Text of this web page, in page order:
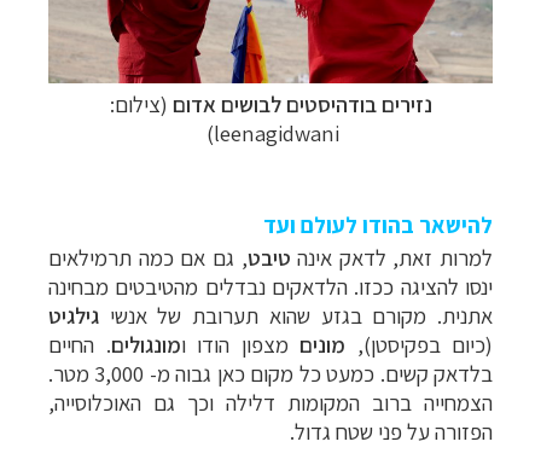
נזירים בודהיסטים לבושים אדום (צילום:
leenagidwani)
להישאר בהודו לעולם ועד
למרות זאת, לדאק אינה טיבט, גם אם כמה תרמילאים
ינסו להציגה ככזו. הלדאקים נבדלים מהטיבטים מבחינה
אתנית. מקורם בגזע שהוא תערובת של אנשי גילגיט
(כיום בפקיסטן), מונים מצפון הודו ומונגולים. החיים
בלדאק קשים. כמעט כל מקום כאן גבוה מ- 3,000 מטר.
הצמחייה ברוב המקומות דלילה וכך גם האוכלוסייה,
הפזורה על פני שטח גדול.